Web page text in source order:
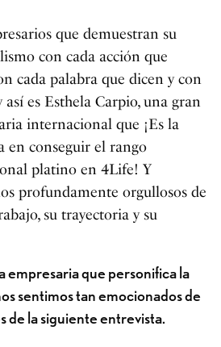
que demuestran su
con cada acción que
cada palabra que dicen y con
así es Esthela Carpio, una gran
internacional que ¡Es la
conseguir el rango
platino en 4Life! Y
profundamente orgullosos de
su trayectoria y su
empresaria que personifica la
sentimos tan emocionados de
de la siguiente entrevista.